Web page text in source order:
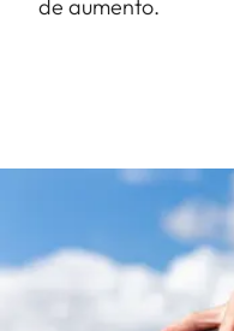
de aumento.